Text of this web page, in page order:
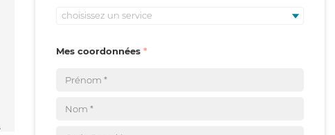
choisissez un service
Mes coordonnées